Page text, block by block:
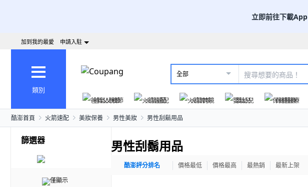
立即前往下載App
加到我的最愛 申請入駐
類別
全部
爸氣父親節
火箭速配 火箭跨境 嬰幼兒 保健醫療
酷澎首頁 火箭速配 美妝保養 男性美妝 男性刮鬍用品
篩選器
僅顯示
男性刮鬍用品
酷澎評分排名 價格最低 價格最高 最熱銷 最新上架